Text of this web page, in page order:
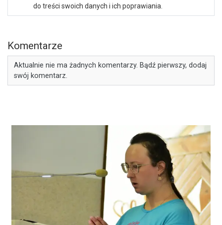
do treści swoich danych i ich poprawiania.
Komentarze
Aktualnie nie ma żadnych komentarzy. Bądź pierwszy, dodaj
swój komentarz.